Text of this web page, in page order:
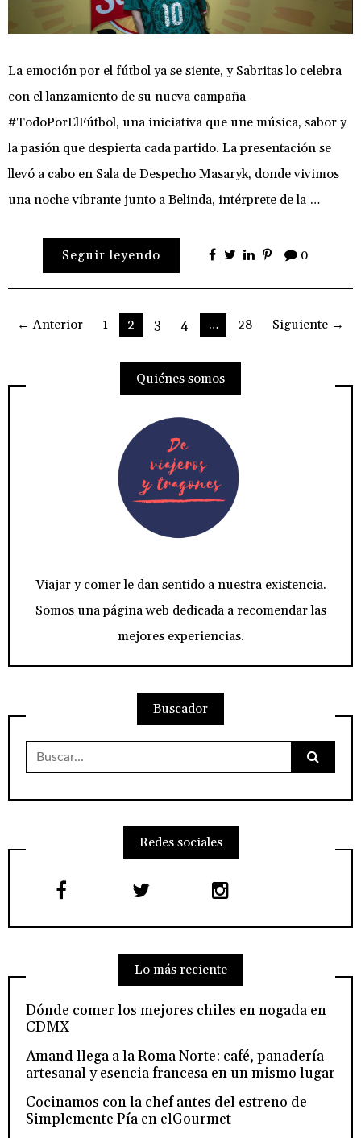
La emoción por el fútbol ya se siente, y Sabritas lo celebra
con el lanzamiento de su nueva campaña
#TodoPorElFútbol, una iniciativa que une música, sabor y
la pasión que despierta cada partido. La presentación se
llevó a cabo en Sala de Despecho Masaryk, donde vivimos
una noche vibrante junto a Belinda, intérprete de la …
Seguir leyendo 0
Paginación
entradas
← Anterior 1 2 3 4 … 28 Siguiente →
Quiénes somos
Viajar y comer le dan sentido a nuestra existencia.
Somos una página web dedicada a recomendar las
mejores experiencias.
Buscador
Redes sociales
Lo más reciente
Dónde comer los mejores chiles en nogada en
CDMX
Amand llega a la Roma Norte: café, panadería
artesanal y esencia francesa en un mismo lugar
Cocinamos con la chef antes del estreno de
Simplemente Pía en elGourmet